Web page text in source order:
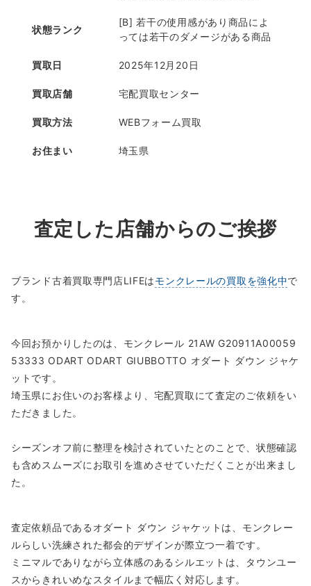
状態ランク
[B] 若干の使用感があり商品によ
っては若干のダメージがある商品
買取日 2025年12月20日
買取店舗 宅配買取センター
買取方法 WEBフォーム買取
お住まい 埼玉県
査定した店舗からのご挨拶
ブランド古着買取専門店LIFEはモンクレールの買取を強化中で
す。
今回お預かりしたのは、モンクレール 21AW G20911A00059
53333 ODART ODART GIUBBOTTO オダート ダウン ジャケ
ットです。
埼玉県にお住いのお客様より、宅配買取にて査定のご依頼をい
ただきました。
シーズンオフ前に整理を検討されていたとのことで、状態確認
も含めスムーズにお取引を進めさせていただくことが出来まし
た。
査定依頼品であるオダート ダウン ジャケットは、モンクレー
ルらしい洗練された都会的デザインが際立つ一着です。
ミニマルでありながら立体感のあるシルエットは、タウンユー
スからきれいめなスタイルまで幅広く対応します。